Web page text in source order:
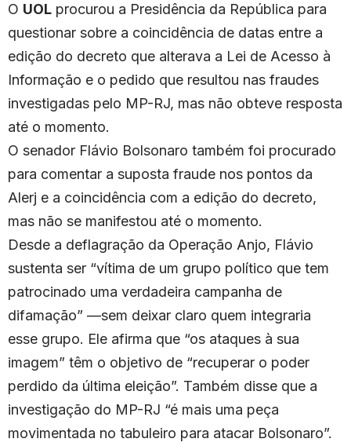
O UOL procurou a Presidência da República para
questionar sobre a coincidência de datas entre a
edição do decreto que alterava a Lei de Acesso à
Informação e o pedido que resultou nas fraudes
investigadas pelo MP-RJ, mas não obteve resposta
até o momento.
O senador Flávio Bolsonaro também foi procurado
para comentar a suposta fraude nos pontos da
Alerj e a coincidência com a edição do decreto,
mas não se manifestou até o momento.
Desde a deflagração da Operação Anjo, Flávio
sustenta ser “vítima de um grupo político que tem
patrocinado uma verdadeira campanha de
difamação” —sem deixar claro quem integraria
esse grupo. Ele afirma que “os ataques à sua
imagem” têm o objetivo de “recuperar o poder
perdido da última eleição”. Também disse que a
investigação do MP-RJ “é mais uma peça
movimentada no tabuleiro para atacar Bolsonaro”.